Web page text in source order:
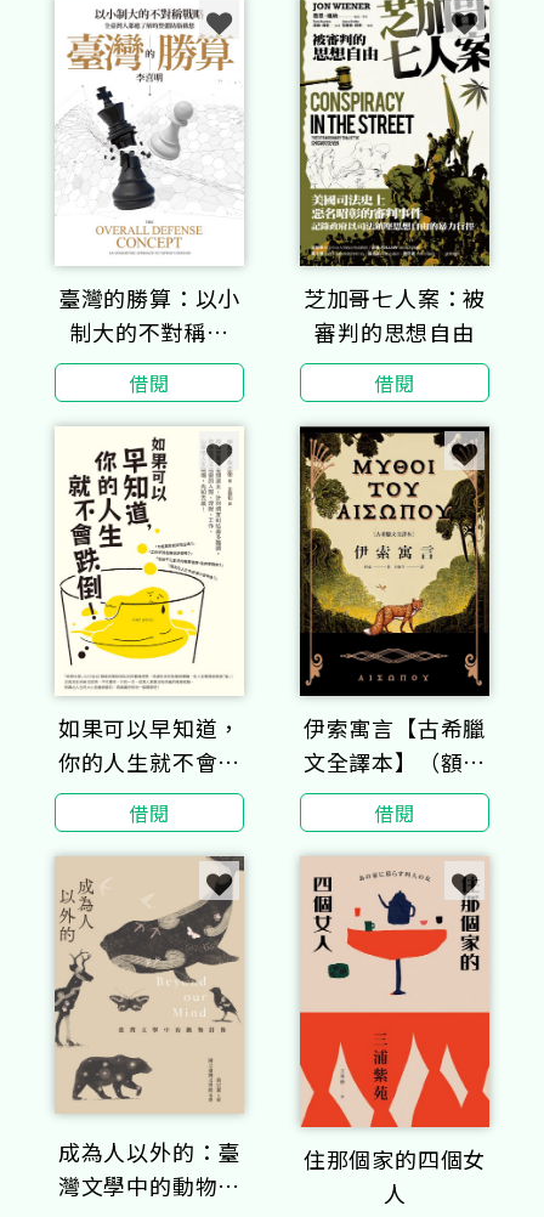
臺灣的勝算：以小
制大的不對稱戰
略，全臺灣人都應
了解的整體防衛構
想
借閱
芝加哥七人案：被
審判的思想自由
借閱
如果可以早知道，
你的人生就不會跌
倒！
借閱
伊索寓言【古希臘
文全譯本】（額外
收錄《費德魯斯寓
言》及《巴布里烏
斯寓言》部分選
譯，並附精彩插
圖）
借閱
成為人以外的：臺
灣文學中的動物群
住那個家的四個女
人